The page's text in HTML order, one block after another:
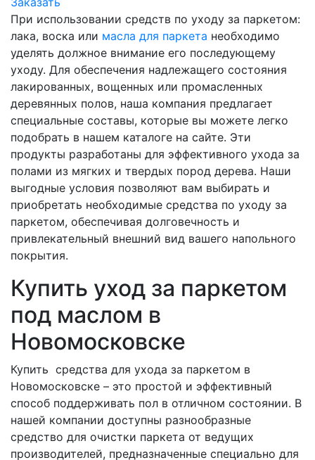
При использовании средств по уходу за паркетом:
лака, воска или масла для паркета необходимо
уделять должное внимание его последующему
уходу. Для обеспечения надлежащего состояния
лакированных, вощенных или промасленных
деревянных полов, наша компания предлагает
специальные составы, которые вы можете легко
подобрать в нашем каталоге на сайте. Эти
продукты разработаны для эффективного ухода за
полами из мягких и твердых пород дерева. Наши
выгодные условия позволяют вам выбирать и
приобретать необходимые средства по уходу за
паркетом, обеспечивая долговечность и
привлекательный внешний вид вашего напольного
покрытия.
Купить уход за паркетом
под маслом в
Новомосковске
Купить средства для ухода за паркетом в
Новомосковске – это простой и эффективный
способ поддерживать пол в отличном состоянии. В
нашей компании доступны разнообразные
средство для очистки паркета от ведущих
производителей, предназначенные специально для